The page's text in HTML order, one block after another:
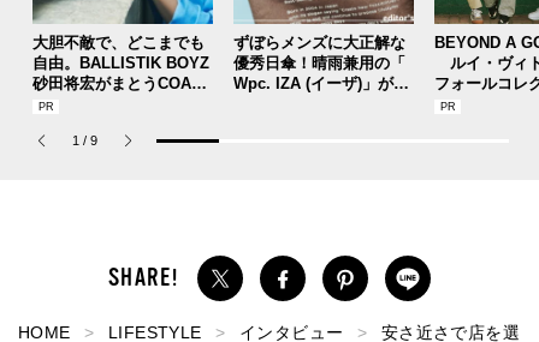
大胆不敵で、どこまでも
自由。BALLISTIK BOYZ
砂田将宏がまとうCOACH
の新作フレグランス「コ
パルファム」
ずぼらメンズに大正解な
優秀日傘！晴雨兼用の「
Wpc. IZA (イーザ)」があ
BEYOND A
ルイ・ヴィ
フォールコレ
描くプレッピ
1 / 9
HOME LIFESTYLE インタビュー
安さ近さで店を選